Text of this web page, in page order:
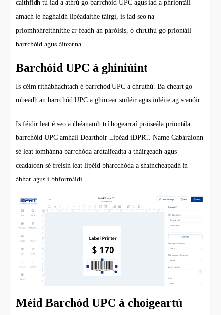
caithfidh tú iad a athrú go barrchóid UPC agus iad a phriontáil
amach le haghaidh lipéadaithe táirgí, is iad seo na
príomhbhreithnithe ar feadh an phróisis, ó chruthú go priontáil
barrchóid agus áiteanna.
Barchóid UPC á ghiniúint
Is céim ríthábhachtach é barrchód UPC a chruthú. Ba cheart go
mbeadh an barrchód UPC a ghintear soiléir agus inléite ag scanóir.
Is féidir leat é seo a dhéanamh trí bogearraí próiseála priontála
barrchóid UPC amhail Dearthóir Lipéad iDPRT. Name Cabhraíonn
sé leat íomhánna barrchóda ardtaifeadta a tháirgeadh agus
ceadaíonn sé freisin leat lipéid bharcchóda a shaincheapadh in
ábhar agus i bhformáidí.
Méid Barchód UPC á choigeartú